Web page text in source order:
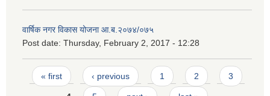
वार्षिक नगर विकास योजना आ.ब.२०७४/०७५
Post date: Thursday, February 2, 2017 - 12:28
Pages
« first ‹ previous 1 2 3